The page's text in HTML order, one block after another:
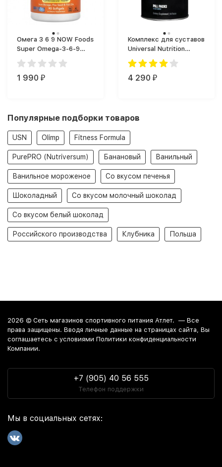
Омега 3 6 9 NOW Foods
Super Omega-3-6-9
1200 мг (90 капс.)
1 990 ₽
Комплекс для суставов
Universal Nutrition
Animal Flex (44 таб.)
4 290 ₽
Популярные подборки товаров
USN Olimp Fitness Formula
PurePRO (Nutriversum) Банановый Ванильный
Ванильное мороженое Со вкусом печенья
Шоколадный Со вкусом молочный шоколад
Со вкусом белый шоколад
Российского производства Клубника Польша
2026 © Сеть магазинов спортивного питания Атлет. — Все
права защищены. Вводя личные данные на страницах сайта, Вы
соглашаетесь c условиями Политики конфиденциальности
Компании.
+7 (905) 40 56 555
Телефон поддержки
Мы в социальных сетях: